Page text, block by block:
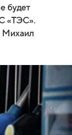
будет
«ТЭС».
Михаил